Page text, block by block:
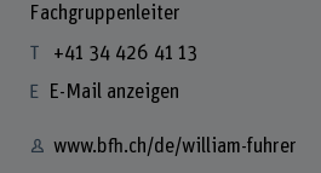
Fachgruppenleiter
+41 34 426 41 13
E-Mail anzeigen
www.bfh.ch/de/william-fuhrer